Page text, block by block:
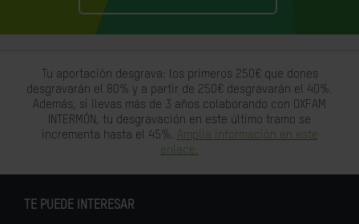
Tu aportación desgrava: los primeros 250€ que dones
desgravarán el 80% y a partir de 250€ desgravarán el 40%.
Además, si llevas más de 3 años colaborando con OXFAM
INTERMÓN, tu desgravación en este último tramo se
incrementa hasta el 45%. Amplia información en este
enlace.
TE PUEDE INTERESAR